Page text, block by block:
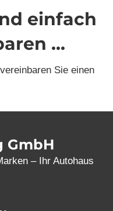
einfach
...
Sie einen
GmbH
– Ihr Autohaus